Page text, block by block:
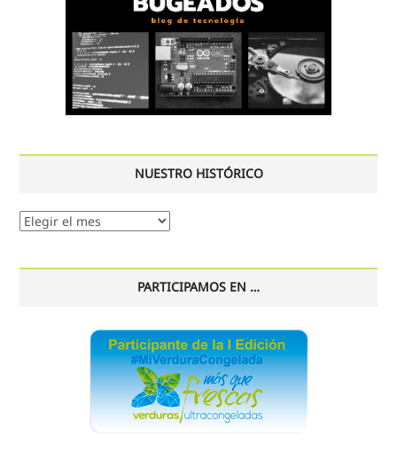
NUESTRO HISTÓRICO
Nuestro
PARTICIPAMOS EN …